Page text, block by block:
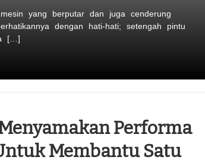
yang berputar dan juga cenderung
dengan hati-hati; setengah pintu
[…]
Performa
Membantu Satu